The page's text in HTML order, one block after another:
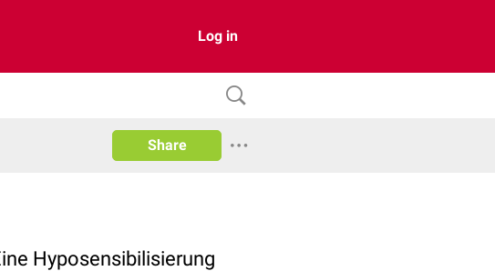
Log in
Share
Hyposensibilisierung